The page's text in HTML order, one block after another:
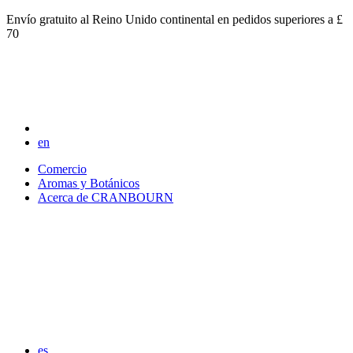
Envío gratuito al Reino Unido continental en pedidos superiores a £
70
en
Comercio
Aromas y Botánicos
Acerca de CRANBOURN
es